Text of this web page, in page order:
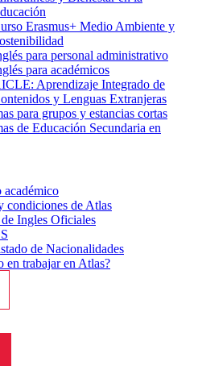
Erasmus+ Medio Ambiente y
para personal administrativo
para académicos
Aprendizaje Integrado de
y Lenguas Extranjeras
para grupos y estancias cortas
de Educación Secundaria en
académico
condiciones de Atlas
Ingles Oficiales
de Nacionalidades
en trabajar en Atlas?